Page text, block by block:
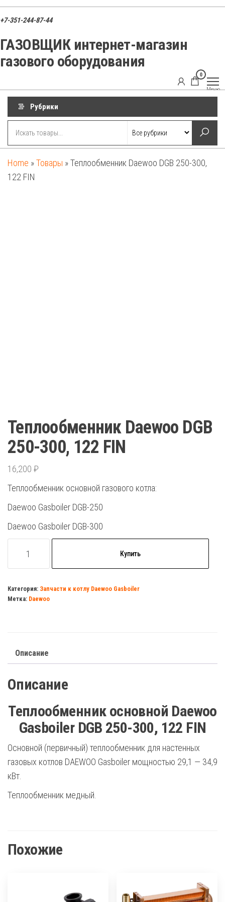
Перейти
к+7-351-244-87-44
ГАЗОВЩИК интернет-магазин
газового оборудования
оборудование
отопления
0
Меню
Рубрики
Home »Товары »Теплообменник Daewoo DGB 250-300,
122 FIN
Теплообменник Daewoo DGB
250-300, 122 FIN
16,200 ₽
Теплообменник основной газового котла:
Daewoo Gasboiler DGB-250
Daewoo Gasboiler DGB-300
товара
Daewoo
DGB
FIN
Купить
Категория: Запчасти к котлу Daewoo Gasboiler
Метка: Daewoo
Описание
Описание
Теплообменник основной Daewoo
Gasboiler DGB 250-300, 122 FIN
Основной (первичный) теплообменник для настенных
газовых котлов DAEWOO Gasboiler мощностью 29,1 — 34,9
кВт.
Теплообменник медный.
Похожие